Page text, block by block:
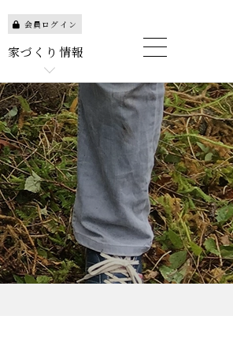
家づくり情報
会員ログイン